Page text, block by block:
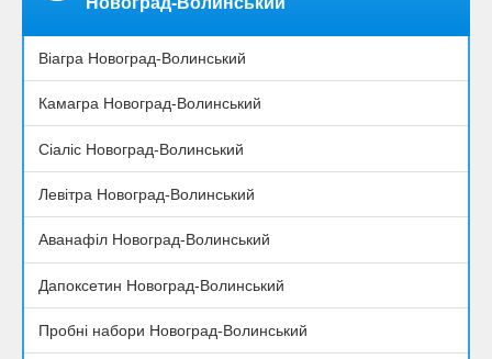
Віагра Новоград-Волинський
Камагра Новоград-Волинський
Сіаліс Новоград-Волинський
Левітра Новоград-Волинський
Аванафіл Новоград-Волинський
Дапоксетин Новоград-Волинський
Пробні набори Новоград-Волинський